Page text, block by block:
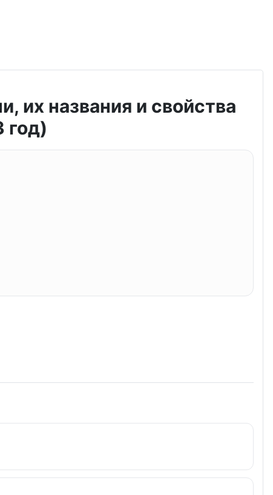
их названия и свойства
год)